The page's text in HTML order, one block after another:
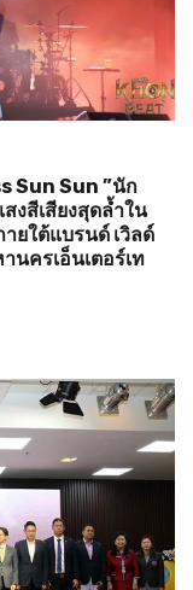
Sun Sun ”นัก
งสีเสียงสุดล้ำใน
ยใต้แบรนด์ เวิลด์
นครเอ็นเตอร์เท